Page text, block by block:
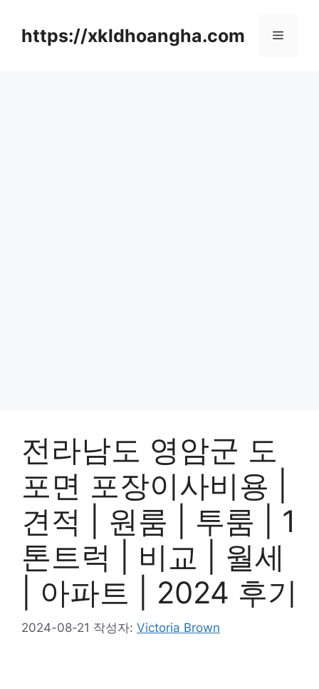
https://xkldhoangha.com 메
전라남도 영암군 도
포면 포장이사비용 |
견적 | 원룸 | 투룸 | 1
톤트럭 | 비교 | 월세
| 아파트 | 2024 후기
2024-08-21 작성자: Victoria Brown